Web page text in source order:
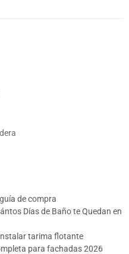
de compra
Días de Baño te Quedan en
tarima flotante
para fachadas 2026